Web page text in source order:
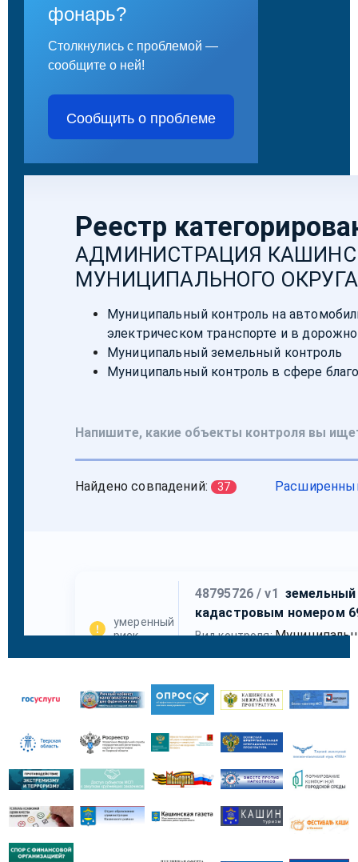
фонарь?
Столкнулись с проблемой —
сообщите о ней!
Сообщить о проблеме